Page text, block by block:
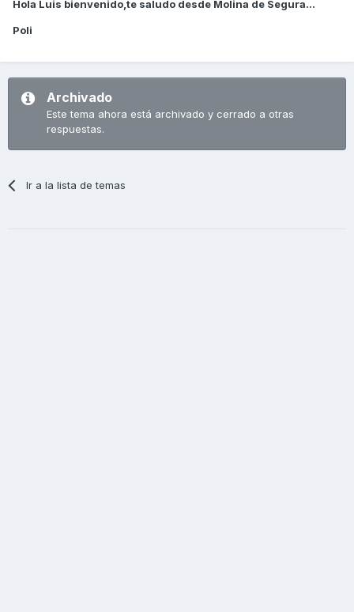
Hola Luis bienvenido,te saludo desde Molina de Segura...
Poli
Archivado
Este tema ahora está archivado y cerrado a otras
respuestas.
Ir a la lista de temas